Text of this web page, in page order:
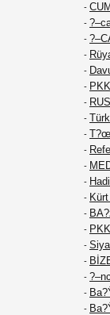
-
-
-
-
-
-
-
-
-
-
-
-
-
-
-
-
-
-
-
-